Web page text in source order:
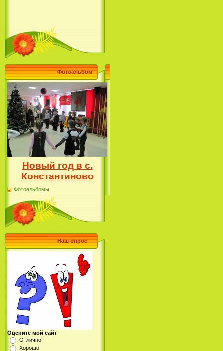
Фотоальбом
Новый год в с.
Константиново
Фотоальбомы
Наш опрос
Оцените мой сайт
Отлично
Хорошо